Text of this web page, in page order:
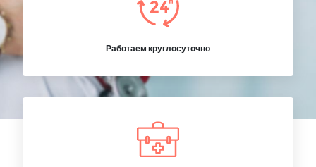
Работаем круглосуточно